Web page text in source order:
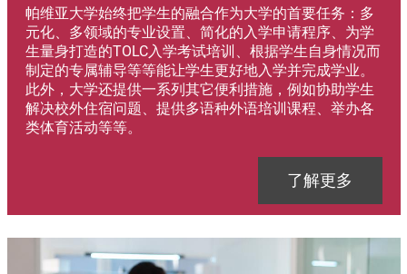
Abstract
帕维亚大学始终把学生的融合作为大学的首要任务：多
元化、多领域的专业设置、简化的入学申请程序、为学
生量身打造的TOLC入学考试培训、根据学生自身情况而
制定的专属辅导等等能让学生更好地入学并完成学业。
此外，大学还提供一系列其它便利措施，例如协助学生
解决校外住宿问题、提供多语种外语培训课程、举办各
类体育活动等等。
了解更多